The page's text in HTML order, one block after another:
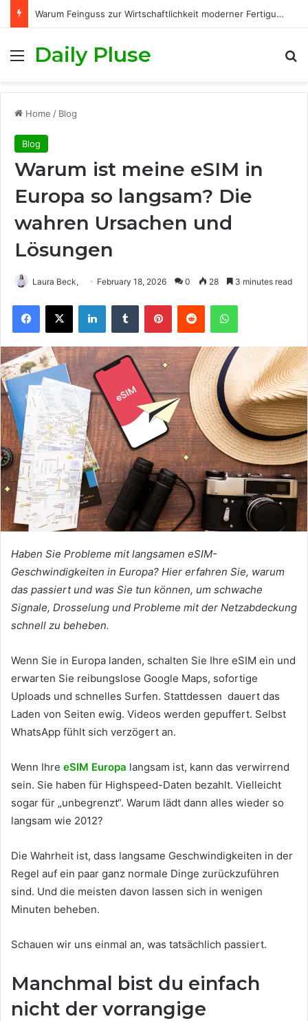
Warum Feinguss zur Wirtschaftlichkeit moderner Fertigungsprozesse beiträgt
Menu
Daily Pluse
Home / Blog
Blog
Warum ist meine eSIM in
Europa so langsam? Die
wahren Ursachen und
Lösungen
Laura Beck, February 18, 2026 0 28 3 minutes read
Haben Sie Probleme mit langsamen eSIM-
Geschwindigkeiten in Europa? Hier erfahren Sie, warum
das passiert und was Sie tun können, um schwache
Signale, Drosselung und Probleme mit der Netzabdeckung
schnell zu beheben.
Wenn Sie in Europa landen, schalten Sie Ihre eSIM ein und
erwarten Sie reibungslose Google Maps, sofortige
Uploads und schnelles Surfen. Stattdessen dauert das
Laden von Seiten ewig. Videos werden gepuffert. Selbst
WhatsApp fühlt sich verzögert an.
Wenn Ihre eSIM Europa langsam ist, kann das verwirrend
sein. Sie haben für Highspeed-Daten bezahlt. Vielleicht
sogar für „unbegrenzt“. Warum lädt dann alles wieder so
langsam wie 2012?
Die Wahrheit ist, dass langsame Geschwindigkeiten in der
Regel auf ein paar ganz normale Dinge zurückzuführen
sind. Und die meisten davon lassen sich in wenigen
Minuten beheben.
Schauen wir uns einmal an, was tatsächlich passiert.
Manchmal bist du einfach
nicht der vorrangige